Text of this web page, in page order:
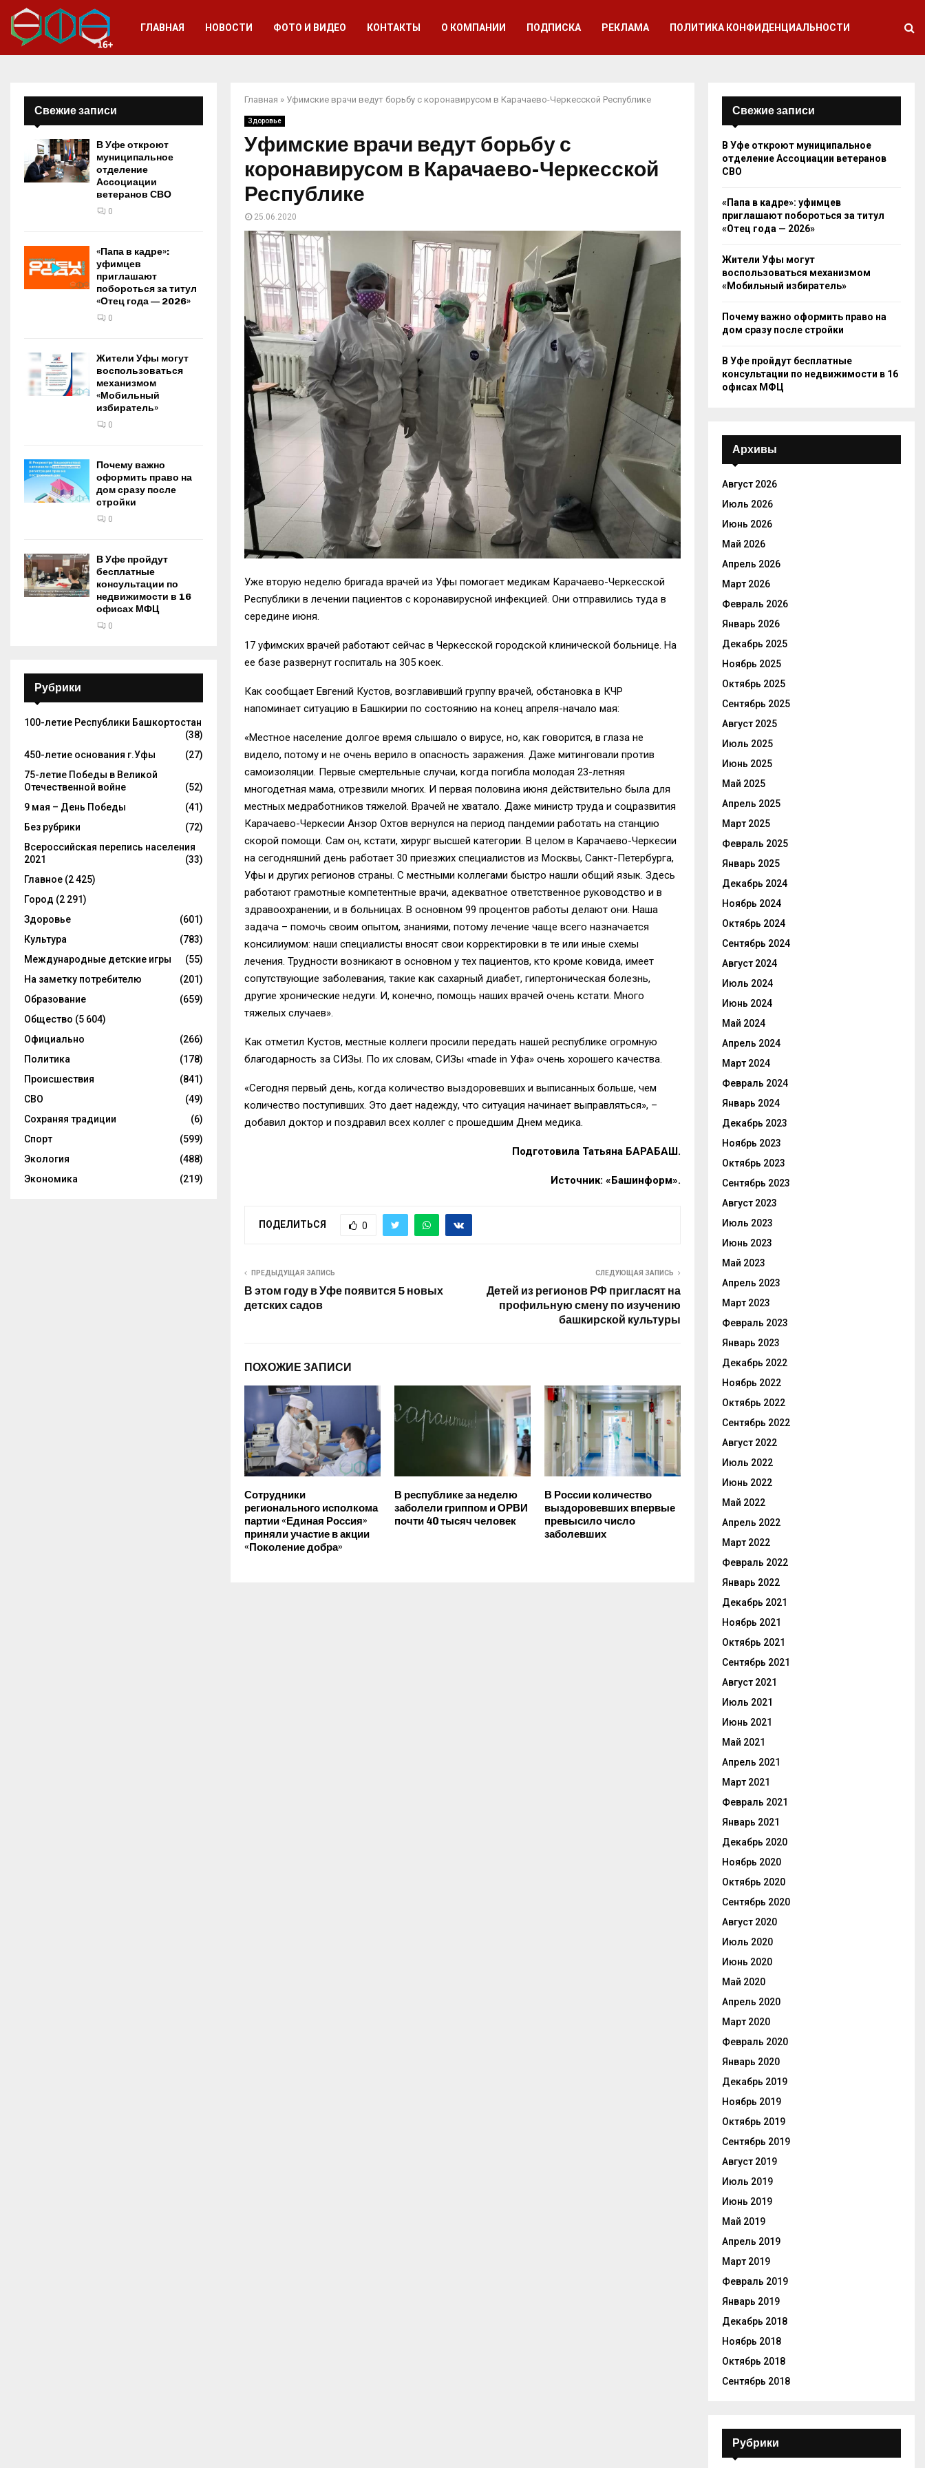
ГЛАВНАЯ НОВОСТИ ФОТО И ВИДЕО КОНТАКТЫ О КОМПАНИИ ПОДПИСКА РЕКЛАМА ПОЛИТИКА КОНФИДЕНЦИАЛЬНОСТИ
Главная » Уфимские врачи ведут борьбу с коронавирусом в Карачаево-Черкесской Республике
Здоровье
Уфимские врачи ведут борьбу с
коронавирусом в Карачаево-Черкесской
Республике
25.06.2020
Уже вторую неделю бригада врачей из Уфы помогает медикам Карачаево-Черкесской
Республики в лечении пациентов с коронавирусной инфекцией. Они отправились туда в
середине июня.
17 уфимских врачей работают сейчас в Черкесской городской клинической больнице. На
ее базе развернут госпиталь на 305 коек.
Как сообщает Евгений Кустов, возглавивший группу врачей, обстановка в КЧР
напоминает ситуацию в Башкирии по состоянию на конец апреля-начало мая:
«Местное население долгое время слышало о вирусе, но, как говорится, в глаза не
видело, потому и не очень верило в опасность заражения. Даже митинговали против
самоизоляции. Первые смертельные случаи, когда погибла молодая 23-летняя
многодетная мама, отрезвили многих. И первая половина июня действительно была для
местных медработников тяжелой. Врачей не хватало. Даже министр труда и соцразвития
Карачаево-Черкесии Анзор Охтов вернулся на период пандемии работать на станцию
скорой помощи. Сам он, кстати, хирург высшей категории. В целом в Карачаево-Черкесии
на сегодняшний день работает 30 приезжих специалистов из Москвы, Санкт-Петербурга,
Уфы и других регионов страны. С местными коллегами быстро нашли общий язык. Здесь
работают грамотные компетентные врачи, адекватное ответственное руководство и в
здравоохранении, и в больницах. В основном 99 процентов работы делают они. Наша
задача – помочь своим опытом, знаниями, потому лечение чаще всего назначается
консилиумом: наши специалисты вносят свои корректировки в те или иные схемы
лечения. Трудности возникают в основном у тех пациентов, кто кроме ковида, имеет
сопутствующие заболевания, такие как сахарный диабет, гипертоническая болезнь,
другие хронические недуги. И, конечно, помощь наших врачей очень кстати. Много
тяжелых случаев».
Как отметил Кустов, местные коллеги просили передать нашей республике огромную
благодарность за СИЗы. По их словам, СИЗы «made in Уфа» очень хорошего качества.
«Сегодня первый день, когда количество выздоровевших и выписанных больше, чем
количество поступивших. Это дает надежду, что ситуация начинает выправляться», –
добавил доктор и поздравил всех коллег с прошедшим Днем медика.
Подготовила Татьяна БАРАБАШ.
Источник: «Башинформ».
ПОДЕЛИТЬСЯ 0
ПРЕДЫДУЩАЯ ЗАПИСЬ
В этом году в Уфе появится 5 новых
детских садов
СЛЕДУЮЩАЯ ЗАПИСЬ
Детей из регионов РФ пригласят на
профильную смену по изучению
башкирской культуры
ПОХОЖИЕ ЗАПИСИ
Сотрудники
регионального исполкома
партии «Единая Россия»
приняли участие в акции
«Поколение добра»
В республике за неделю
заболели гриппом и ОРВИ
почти 40 тысяч человек
В России количество
выздоровевших впервые
превысило число
заболевших
Свежие записи
В Уфе откроют
муниципальное
отделение
Ассоциации
ветеранов СВО
0
«Папа в кадре»:
уфимцев
приглашают
побороться за титул
«Отец года — 2026»
0
Жители Уфы могут
воспользоваться
механизмом
«Мобильный
избиратель»
0
Почему важно
оформить право на
дом сразу после
стройки
0
В Уфе пройдут
бесплатные
консультации по
недвижимости в 16
офисах МФЦ
0
Рубрики
100-летие Республики Башкортостан
(38)
450-летие основания г.Уфы
(27)
75-летие Победы в Великой
Отечественной войне
(52)
9 мая – День Победы
(41)
Без рубрики
(72)
Всероссийская перепись населения
2021
(33)
Главное (2 425)
Город (2 291)
Здоровье
(601)
Культура
(783)
Международные детские игры
(55)
На заметку потребителю
(201)
Образование
(659)
Общество (5 604)
Официально
(266)
Политика
(178)
Происшествия
(841)
СВО
(49)
Сохраняя традиции
(6)
Спорт
(599)
Экология
(488)
Экономика
(219)
Свежие записи
В Уфе откроют муниципальное
отделение Ассоциации ветеранов
СВО
«Папа в кадре»: уфимцев
приглашают побороться за титул
«Отец года — 2026»
Жители Уфы могут
воспользоваться механизмом
«Мобильный избиратель»
Почему важно оформить право на
дом сразу после стройки
В Уфе пройдут бесплатные
консультации по недвижимости в 16
офисах МФЦ
Архивы
Август 2026
Июль 2026
Июнь 2026
Май 2026
Апрель 2026
Март 2026
Февраль 2026
Январь 2026
Декабрь 2025
Ноябрь 2025
Октябрь 2025
Сентябрь 2025
Август 2025
Июль 2025
Июнь 2025
Май 2025
Апрель 2025
Март 2025
Февраль 2025
Январь 2025
Декабрь 2024
Ноябрь 2024
Октябрь 2024
Сентябрь 2024
Август 2024
Июль 2024
Июнь 2024
Май 2024
Апрель 2024
Март 2024
Февраль 2024
Январь 2024
Декабрь 2023
Ноябрь 2023
Октябрь 2023
Сентябрь 2023
Август 2023
Июль 2023
Июнь 2023
Май 2023
Апрель 2023
Март 2023
Февраль 2023
Январь 2023
Декабрь 2022
Ноябрь 2022
Октябрь 2022
Сентябрь 2022
Август 2022
Июль 2022
Июнь 2022
Май 2022
Апрель 2022
Март 2022
Февраль 2022
Январь 2022
Декабрь 2021
Ноябрь 2021
Октябрь 2021
Сентябрь 2021
Август 2021
Июль 2021
Июнь 2021
Май 2021
Апрель 2021
Март 2021
Февраль 2021
Январь 2021
Декабрь 2020
Ноябрь 2020
Октябрь 2020
Сентябрь 2020
Август 2020
Июль 2020
Июнь 2020
Май 2020
Апрель 2020
Март 2020
Февраль 2020
Январь 2020
Декабрь 2019
Ноябрь 2019
Октябрь 2019
Сентябрь 2019
Август 2019
Июль 2019
Июнь 2019
Май 2019
Апрель 2019
Март 2019
Февраль 2019
Январь 2019
Декабрь 2018
Ноябрь 2018
Октябрь 2018
Сентябрь 2018
Рубрики